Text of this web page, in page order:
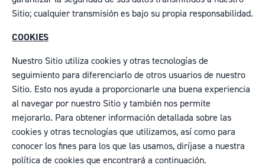
Sitio; cualquier transmisión es bajo su propia responsabilidad.
COOKIES
Nuestro Sitio utiliza cookies y otras tecnologías de
seguimiento para diferenciarlo de otros usuarios de nuestro
Sitio. Esto nos ayuda a proporcionarle una buena experiencia
al navegar por nuestro Sitio y también nos permite
mejorarlo. Para obtener información detallada sobre las
cookies y otras tecnologías que utilizamos, así como para
conocer los fines para los que las usamos, diríjase a nuestra
política de cookies que encontrará a continuación.